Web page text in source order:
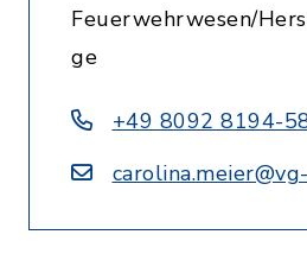
Feuerwehrwesen/
ge
+49 8092 8194-